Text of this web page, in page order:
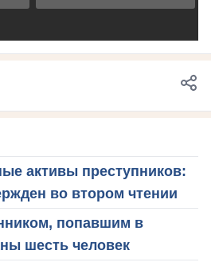
активы преступников:
во втором чтении
попавшим в
шесть человек